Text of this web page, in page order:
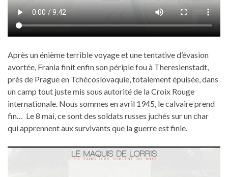
Après un énième terrible voyage et une tentative d’évasion
avortée, Frania finit enfin son périple fou à Theresienstadt,
près de Prague en Tchécoslovaquie, totalement épuisée, dans
un camp tout juste mis sous autorité de la Croix Rouge
internationale. Nous sommes en avril 1945, le calvaire prend
fin… Le 8 mai, ce sont des soldats russes juchés sur un char
qui apprennent aux survivants que la guerre est finie.